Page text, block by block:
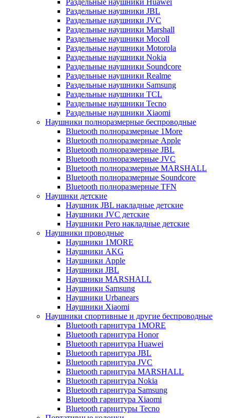
Раздельные наушники Huawei
Раздельные наушники JBL
Раздельные наушники JVC
Раздельные наушники Marshall
Раздельные наушники Mocoll
Раздельные наушники Motorola
Раздельные наушники Nokia
Раздельные наушники Soundcore
Раздельные наушники Realme
Раздельные наушники Samsung
Раздельные наушники TCL
Раздельные наушники Tecno
Раздельные наушники Xiaomi
Наушники полноразмерные беспроводные
Bluetooth полноразмерные 1More
Bluetooth полноразмерные Apple
Bluetooth полноразмерные JBL
Bluetooth полноразмерные JVC
Bluetooth полноразмерные MARSHALL
Bluetooth полноразмерные Soundcore
Bluetooth полноразмерные TFN
Наушнки детские
Наушник JBL накладные детские
Наушники JVC детские
Наушники Pero накладные детские
Наушники проводные
Наушники 1MORE
Наушники AKG
Наушники Apple
Наушники JBL
Наушники MARSHALL
Наушники Samsung
Наушники Urbanears
Наушники Xiaomi
Наушники спортивные и другие беспроводные
Bluetooth гарнитура 1MORE
Bluetooth гарнитура Honor
Bluetooth гарнитура Huawei
Bluetooth гарнитура JBL
Bluetooth гарнитура JVC
Bluetooth гарнитура MARSHALL
Bluetooth гарнитура Nokia
Bluetooth гарнитура Samsung
Bluetooth гарнитура Xiaomi
Bluetooth гарнитуры Tecno